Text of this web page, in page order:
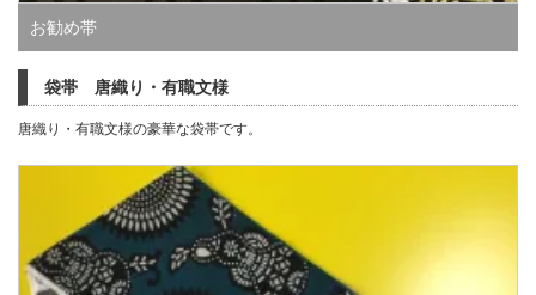
お勧め帯
袋帯 唐織り・有職文様
唐織り・有職文様の豪華な袋帯です。